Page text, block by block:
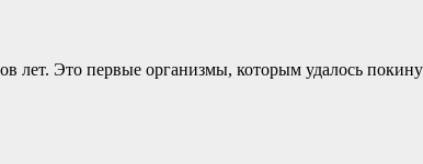
лет. Это первые организмы, которым удалось